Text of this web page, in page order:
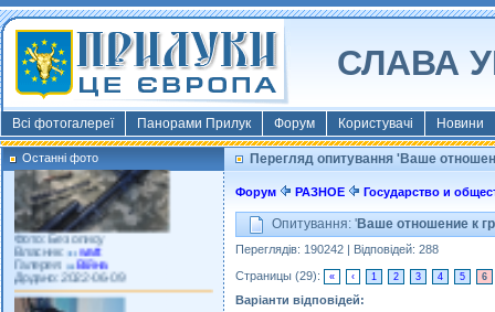
СЛАВА
Всі фотогалереї Панорами Прилук Форум Користувачі Новини
Останні фото
Фото: Київ 2022
Власник:
morsresistis
Галерея:
Templates
Додано: 2022-11-13
Фото: Без опису
Власник:
watt
Галерея:
Війна
Додано: 2022-06-09
Перегляд опитування 'Ваше
Форум РАЗНОЕ Государство и
Опитування: 'Ваше отношение к
Переглядів: 190242 | Відповідей: 288
Страницы (29):
« ‹ 1 2 3 4 5 6
Варіанти відповідей: